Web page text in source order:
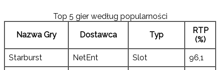
Top 5 gier według popularności
Nazwa Gry
Dostawca Typ
RTP
(%)
Starburst
NetEnt Slot
96,1